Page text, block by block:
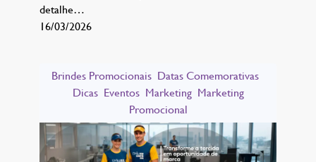
detalhe…
16/03/2026
Brindes Promocionais Datas Comemorativas
Dicas Eventos Marketing Marketing
Promocional